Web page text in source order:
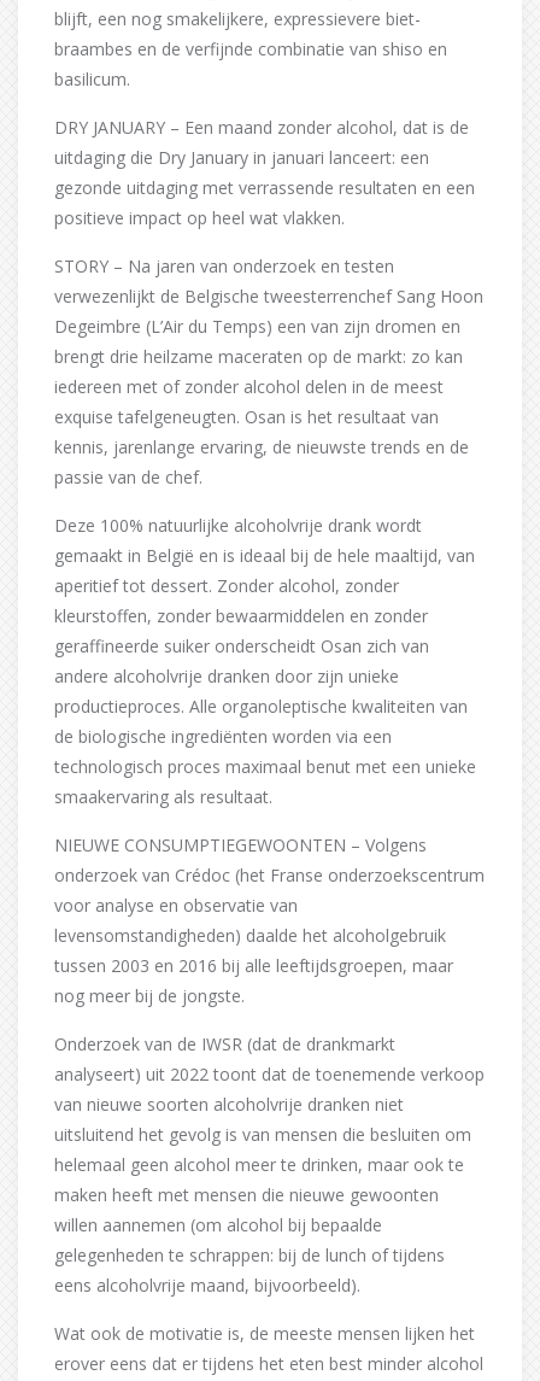
blijft, een nog smakelijkere, expressievere biet-
braambes en de verfijnde combinatie van shiso en
basilicum.
DRY JANUARY – Een maand zonder alcohol, dat is de
uitdaging die Dry January in januari lanceert: een
gezonde uitdaging met verrassende resultaten en een
positieve impact op heel wat vlakken.
STORY – Na jaren van onderzoek en testen
verwezenlijkt de Belgische tweesterrenchef Sang Hoon
Degeimbre (L’Air du Temps) een van zijn dromen en
brengt drie heilzame maceraten op de markt: zo kan
iedereen met of zonder alcohol delen in de meest
exquise tafelgeneugten. Osan is het resultaat van
kennis, jarenlange ervaring, de nieuwste trends en de
passie van de chef.
Deze 100% natuurlijke alcoholvrije drank wordt
gemaakt in België en is ideaal bij de hele maaltijd, van
aperitief tot dessert. Zonder alcohol, zonder
kleurstoffen, zonder bewaarmiddelen en zonder
geraffineerde suiker onderscheidt Osan zich van
andere alcoholvrije dranken door zijn unieke
productieproces. Alle organoleptische kwaliteiten van
de biologische ingrediënten worden via een
technologisch proces maximaal benut met een unieke
smaakervaring als resultaat.
NIEUWE CONSUMPTIEGEWOONTEN – Volgens
onderzoek van Crédoc (het Franse onderzoekscentrum
voor analyse en observatie van
levensomstandigheden) daalde het alcoholgebruik
tussen 2003 en 2016 bij alle leeftijdsgroepen, maar
nog meer bij de jongste.
Onderzoek van de IWSR (dat de drankmarkt
analyseert) uit 2022 toont dat de toenemende verkoop
van nieuwe soorten alcoholvrije dranken niet
uitsluitend het gevolg is van mensen die besluiten om
helemaal geen alcohol meer te drinken, maar ook te
maken heeft met mensen die nieuwe gewoonten
willen aannemen (om alcohol bij bepaalde
gelegenheden te schrappen: bij de lunch of tijdens
eens alcoholvrije maand, bijvoorbeeld).
Wat ook de motivatie is, de meeste mensen lijken het
erover eens dat er tijdens het eten best minder alcohol